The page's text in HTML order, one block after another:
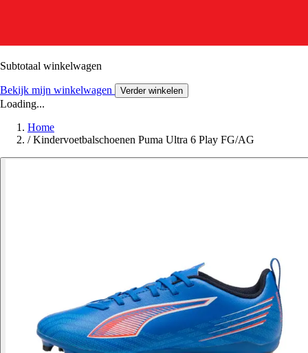
Subtotaal winkelwagen
Bekijk mijn winkelwagen Verder winkelen
Loading...
Home
/ Kindervoetbalschoenen Puma Ultra 6 Play FG/AG